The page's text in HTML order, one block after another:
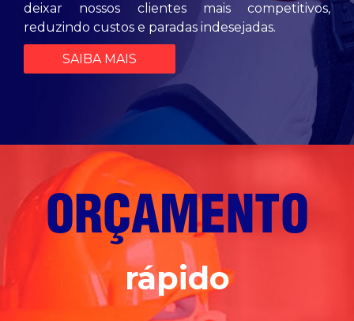
deixar nossos clientes mais competitivos,
reduzindo custos e paradas indesejadas.
SAIBA MAIS
ORÇAMENTO
rápido